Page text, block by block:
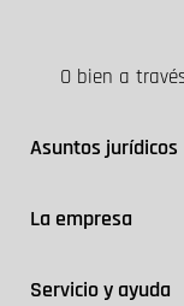
O bien a
Asuntos jurídicos
La empresa
Servicio y ayuda